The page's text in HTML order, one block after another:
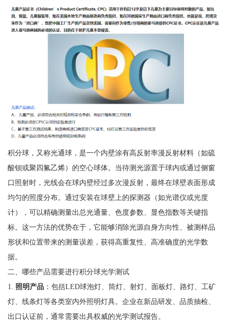
积分球，又称光通球，是一个内壁涂有高反射率漫反射材料（如硫
酸钡或聚四氟乙烯）的空心球体。当待测光源置于球内或通过侧窗
口照射时，光线会在球内壁经过多次漫反射，最终在球壁表面形成
均匀的照度分布。通过安装在球壁上的探测器（如光谱仪或光度
计），可以精确测量出总光通量、色度参数、显色指数等关键指
标。这一方法的优势在于，它能够消除光源自身方向性、被测样品
形状和位置带来的测量误差，获得高重复性、高准确度的光学数
据。
二、哪些产品需要进行积分球光学测试
1. 照明产品：包括LED球泡灯、筒灯、射灯、面板灯、路灯、工矿
灯、线条灯等各类室内外照明灯具。企业在新品研发、品质抽检、
出口认证前，通常需要出具权威的光学测试报告。